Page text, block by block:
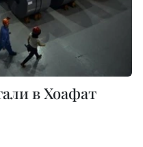
в Хоафат